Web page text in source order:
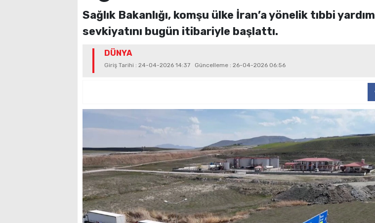
Sağlık Bakanlığı, komşu ülke İran’a yönelik tıbbi yardım
sevkiyatını bugün itibariyle başlattı.
DÜNYA
Giriş Tarihi : 24-04-2026 14:37 Güncelleme : 26-04-2026 06:56